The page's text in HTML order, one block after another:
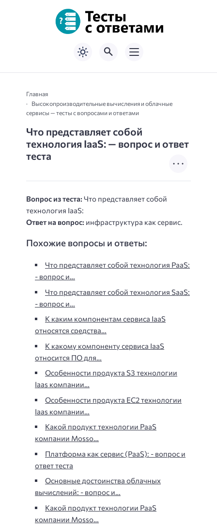
Главная
Высокопроизводительные вычисления и облачные
сервисы — тесты с вопросами и ответами
Что представляет собой
технология IaaS: — вопрос и ответ
теста
Вопрос из теста: Что представляет собой
технология IaaS:
Ответ на вопрос: инфраструктура как сервис.
Похожие вопросы и ответы:
Что представляет собой технология PaaS:
- вопрос и…
Что представляет собой технология SaaS:
- вопрос и…
К каким компонентам сервиса IaaS
относятся средства…
К какому компоненту сервиса IaaS
относится ПО для…
Особенности продукта S3 технологии
Iaas компании…
Особенности продукта ЕС2 технологии
Iaas компании…
Какой продукт технологии PaaS
компании Mosso…
Платформа как сервис (PaaS): - вопрос и
ответ теста
Основные достоинства облачных
вычислений: - вопрос и…
Какой продукт технологии PaaS
компании Mosso…